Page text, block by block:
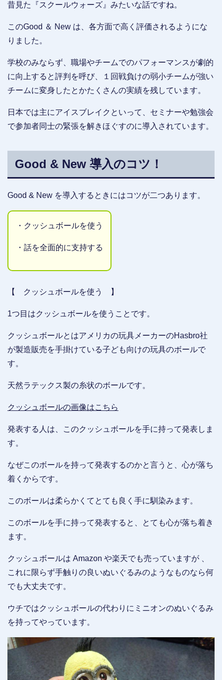
昔見た『スクールウォーズ』みたいな話ですね。
このGood ＆ New は、各方面で高く評価されるようにな
りました。
学校のみならず、職場やチームでのパフォーマンスが劇的
に向上すると評判を呼び、１回戦負けの弱小チームが強い
チームに変身したとかたくさんの実績を残しています。
日本では主にアイスブレイクといって、セミナーや勉強会
で参加者同士の緊張を解きほぐすのに導入されています。
Good & New 導入のコツ！
Good & New を導入するときにはコツが二つあります。
・クッシュボールを使う
・話を全面的に支持する
【 クッシュボールを使う 】
1つ目はクッシュボールを使うことです。
クッシュボールとはアメリカの玩具メーカーのHasbro社
が製造販売を手掛けている子ども向けの玩具のボールで
す。
天然ラテックス製の糸状のボールです。
クッシュボールの画像はこちら
発表する人は、このクッシュボールを手に持って発表しま
す。
なぜこのボールを持って発表するのかと言うと、心が落ち
着くからです。
このボールは柔らかくてとても良く手に馴染みます。
このボールを手に持って発表すると、とても心が落ち着き
ます。
クッシュボールは Amazon や楽天でも売っていますが 、
これに限らず手触りの良いぬいぐるみのようなものなら何
でも大丈夫です。
ウチではクッシュボールの代わりにミニオンのぬいぐるみ
を持ってやっています。